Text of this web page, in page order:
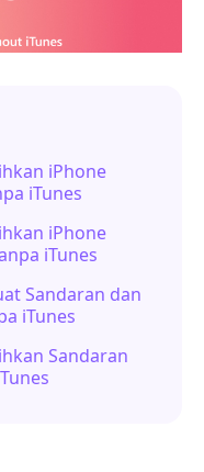
iPhone
iTunes
iPhone
iTunes
Sandaran dan
iTunes
Sandaran